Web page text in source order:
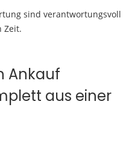
sind verantwortungsvoll
Zeit.
Ankauf
aus einer